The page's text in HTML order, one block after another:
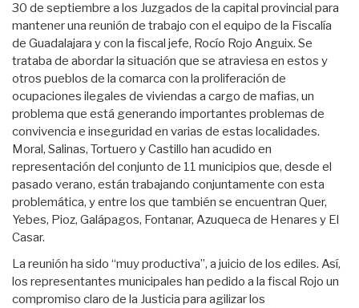
30 de septiembre a los Juzgados de la capital provincial para
mantener una reunión de trabajo con el equipo de la Fiscalía
de Guadalajara y con la fiscal jefe, Rocío Rojo Anguix. Se
trataba de abordar la situación que se atraviesa en estos y
otros pueblos de la comarca con la proliferación de
ocupaciones ilegales de viviendas a cargo de mafias, un
problema que está generando importantes problemas de
convivencia e inseguridad en varias de estas localidades.
Moral, Salinas, Tortuero y Castillo han acudido en
representación del conjunto de 11 municipios que, desde el
pasado verano, están trabajando conjuntamente con esta
problemática, y entre los que también se encuentran Quer,
Yebes, Pioz, Galápagos, Fontanar, Azuqueca de Henares y El
Casar.
La reunión ha sido “muy productiva”, a juicio de los ediles. Así,
los representantes municipales han pedido a la fiscal Rojo un
compromiso claro de la Justicia para agilizar los